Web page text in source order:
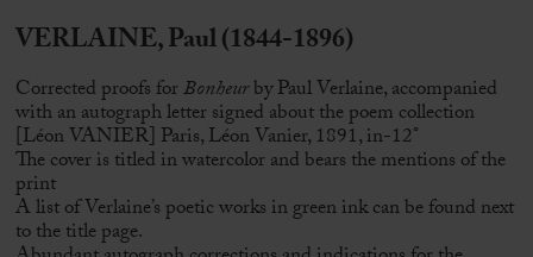
VERLAINE, Paul (1844-1896)
Corrected proofs forBonheurby Paul Verlaine, accompanied
with an autograph letter signed about the poem collection
[Léon VANIER] Paris, Léon Vanier, 1891, in-12°
The cover is titled in watercolor and bears the mentions of the
print
A list of Verlaine’s poetic works in green ink can be found next
to the title page.